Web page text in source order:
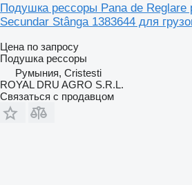
Подушка рессоры Pana de Reglare
Secundar Stânga 1383644 для
Цена по запросу
Подушка рессоры
Румыния, Cristesti
ROYAL DRU AGRO S.R.L.
Связаться с продавцом